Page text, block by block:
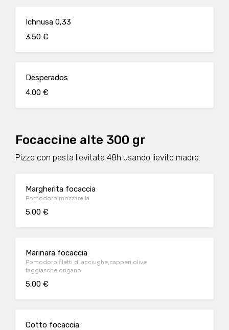
Ichnusa 0,33
3.50 €
Desperados
4.00 €
Focaccine alte 300 gr
Pizze con pasta lievitata 48h usando lievito madre.
Margherita focaccia
Pomodoro,mozzarella
5.00 €
Marinara focaccia
Pomodoro,filetti di acciughe,capperi,olive
taggiasche,origano
5.00 €
Cotto focaccia